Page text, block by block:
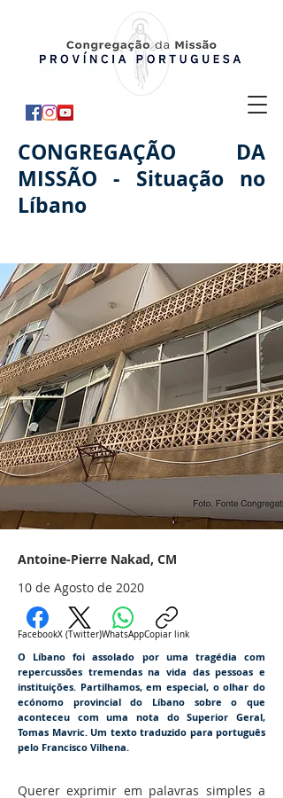
CONGREGAÇÃO DA
MISSÃO - Situação no
Líbano
Antoine-Pierre Nakad, CM
10 de Agosto de 2020
FacebookX (Twitter)WhatsAppCopiar link
O Líbano foi assolado por uma tragédia com
repercussões tremendas na vida das pessoas e
instituições. Partilhamos, em especial, o olhar do
ecónomo provincial do Líbano sobre o que
aconteceu com uma nota do Superior Geral,
Tomas Mavric. Um texto traduzido para português
pelo Francisco Vilhena.
Querer exprimir em palavras simples a